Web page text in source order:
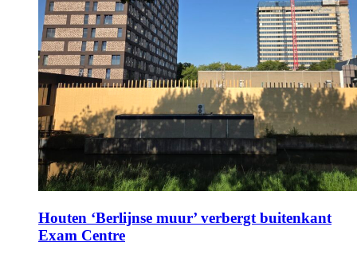
Houten ‘Berlijnse muur’ verbergt buitenkant
Exam Centre